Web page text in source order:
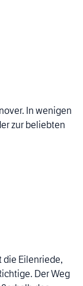
In wenigen
zur beliebten
die Eilenriede,
Der Weg